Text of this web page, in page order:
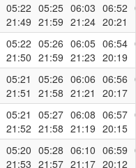
05:22
21:49
05:25
21:59
06:03
21:24
06:52
20:21
05:22
21:50
05:26
21:59
06:05
21:23
06:54
20:19
05:21
21:51
05:26
21:58
06:06
21:21
06:56
20:17
05:21
21:52
05:27
21:58
06:08
21:19
06:57
20:15
05:20
21:53
05:28
21:57
06:10
21:17
06:59
20:12